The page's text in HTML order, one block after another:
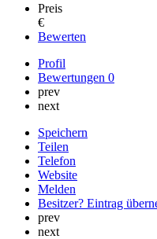
Preis
€
Bewerten
Profil
Bewertungen 0
prev
next
Speichern
Teilen
Telefon
Website
Melden
Besitzer? Eintrag
prev
next